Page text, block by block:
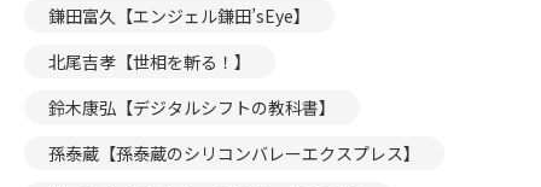
鎌田富久【エンジェル鎌田’sEye】
北尾吉孝【世相を斬る！】
鈴木康弘【デジタルシフトの教科書】
孫泰蔵【孫泰蔵のシリコンバレーエクスプレス】